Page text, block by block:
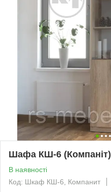
Шафа КШ-6 (Компаніт)
В наявності
Код: Шкаф КШ-6, Компанит